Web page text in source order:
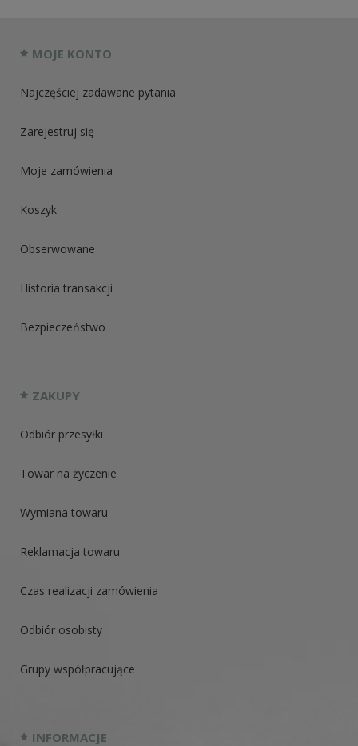
MOJE KONTO
Najczęściej zadawane pytania
Zarejestruj się
Moje zamówienia
Koszyk
Obserwowane
Historia transakcji
Bezpieczeństwo
ZAKUPY
Odbiór przesyłki
Towar na życzenie
Wymiana towaru
Reklamacja towaru
Czas realizacji zamówienia
Odbiór osobisty
Grupy współpracujące
INFORMACJE